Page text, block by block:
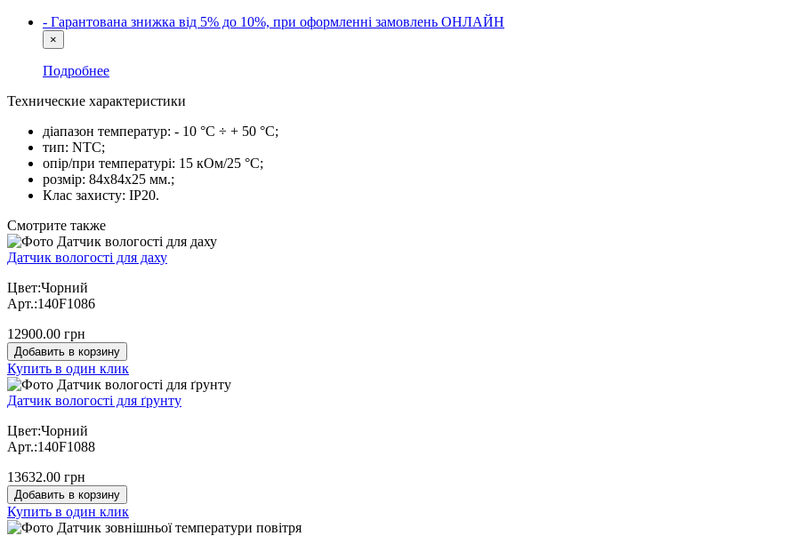
- Гарантована знижка від 5% до 10%, при оформленні замовлень ОНЛАЙН
×
Подробнее
Технические характеристики
діапазон температур: - 10 °С ÷ + 50 °С;
тип: NTC;
опір/при температурі: 15 кОм/25 °С;
розмір: 84х84х25 мм.;
Клас захисту: IP20.
Cмотрите также
Датчик вологості для даху
Цвет:Чорний
Арт.:140F1086
12900.00 грн
Добавить в корзину
Купить в один клик
Датчик вологості для ґрунту
Цвет:Чорний
Арт.:140F1088
13632.00 грн
Добавить в корзину
Купить в один клик